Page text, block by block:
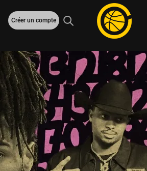
Créer un compte